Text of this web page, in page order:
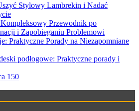
Stylowy Lambrekin i Nadać
Przewodnik po
i Zapobieganiu Problemowi
Praktyczne Porady na Niezapomniane
podłogowe: Praktyczne porady i
150